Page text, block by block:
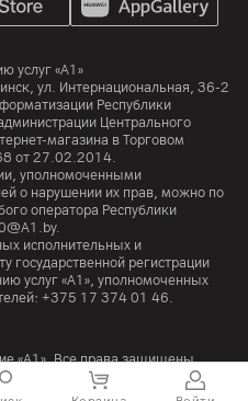
услуг «А1»
ул. Интернациональная, 36-2
Республики
Центрального
магазина в Торговом
от 27.02.2014.
уполномоченными
о нарушении их прав, можно по
оператора Республики
исполнительных и
государственной регистрации
услуг «А1», уполномоченных
+375 17 374 01 46.
«А1». Все права защищены.
Bulgaria A1 Macedonia A1 Slovenia